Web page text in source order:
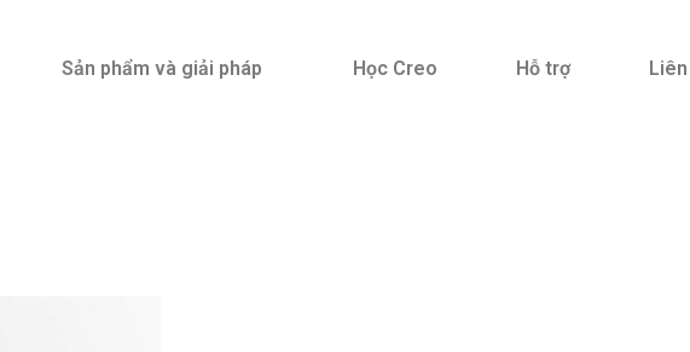
Sản phẩm và giải pháp Học Creo Hỗ trợ